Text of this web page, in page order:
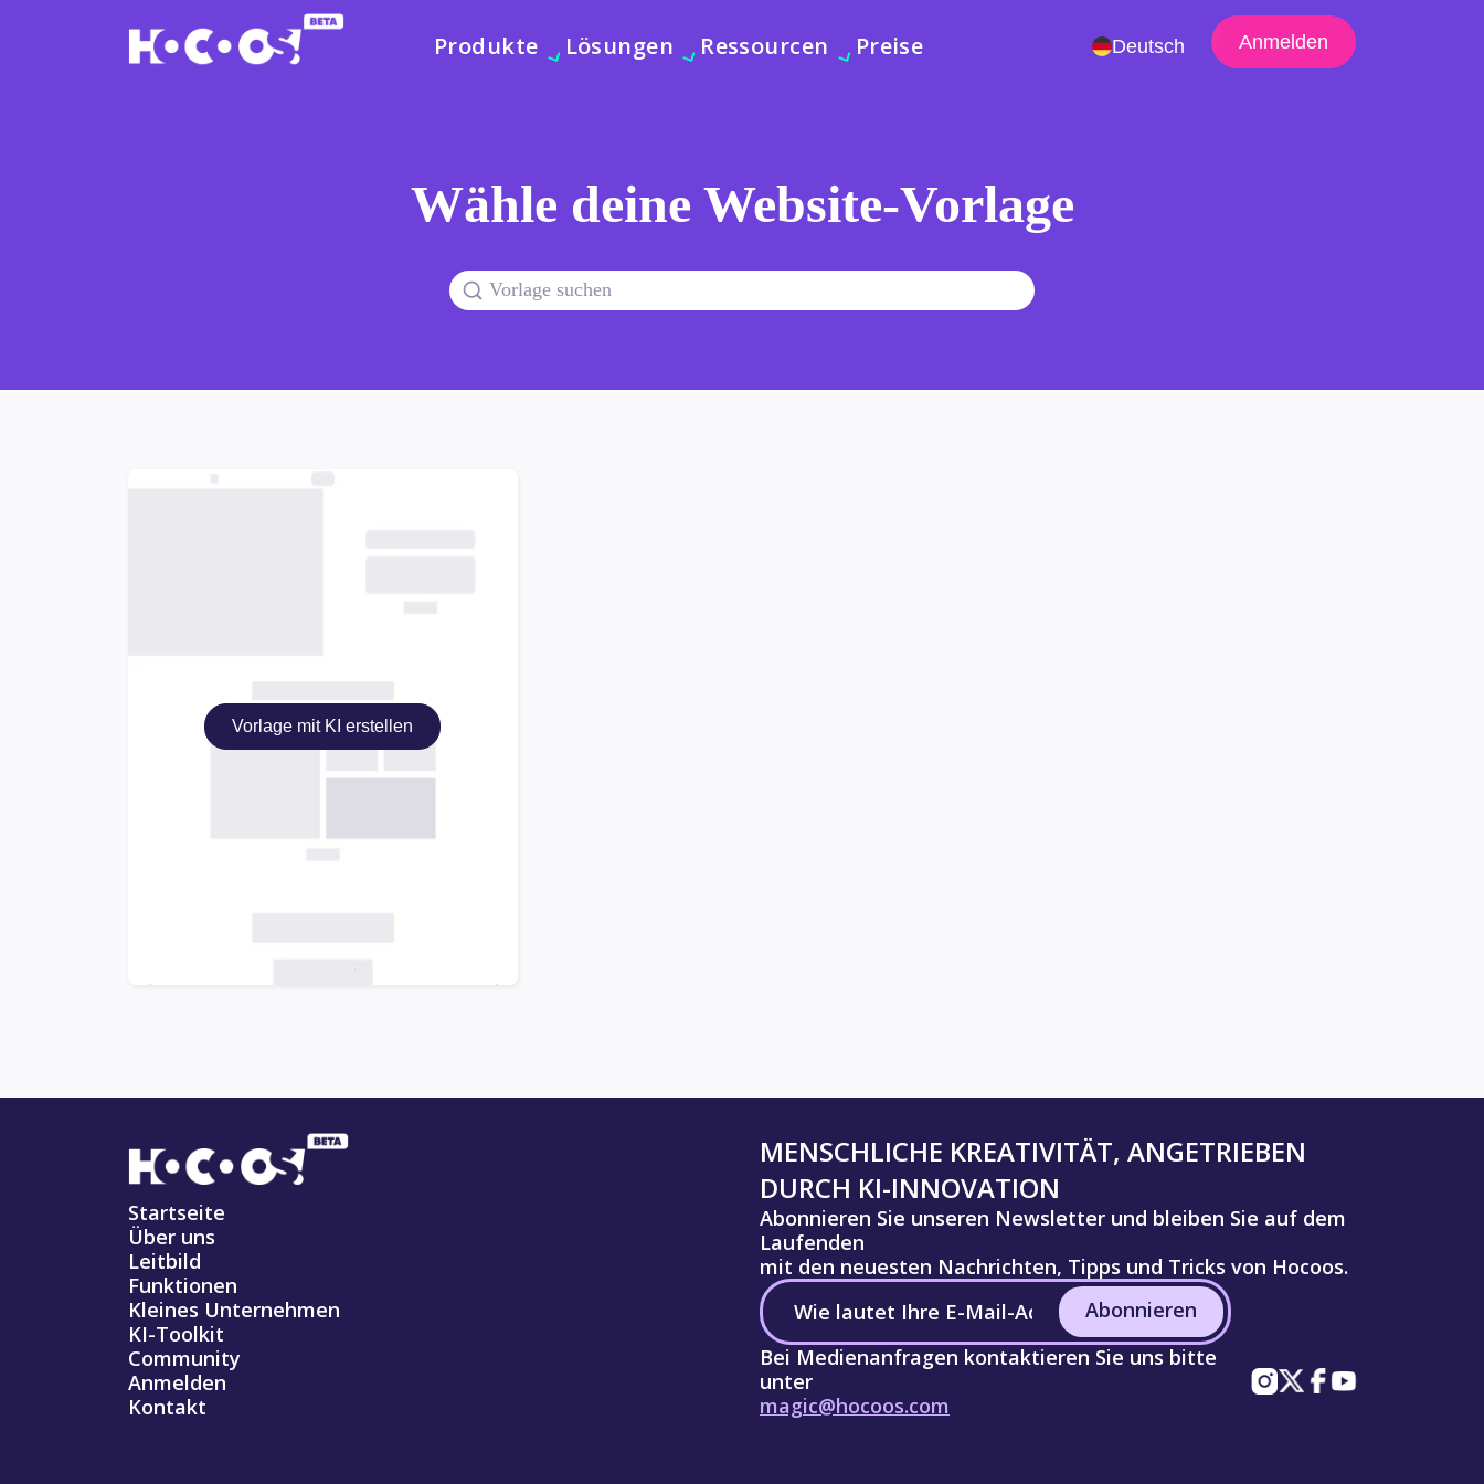
Produkte Lösungen Ressourcen Preise Deutsch Anmelden
Wähle deine Website-Vorlage
Vorlage mit KI erstellen
Startseite
Über uns
Leitbild
Funktionen
Kleines Unternehmen
KI-Toolkit
Community
Anmelden
Kontakt
MENSCHLICHE KREATIVITÄT, ANGETRIEBEN
DURCH KI-INNOVATION
Abonnieren Sie unseren Newsletter und bleiben Sie auf dem
Laufenden
mit den neuesten Nachrichten, Tipps und Tricks von Hocoos.
Abonnieren
Bei Medienanfragen kontaktieren Sie uns bitte
unter
magic@hocoos.com